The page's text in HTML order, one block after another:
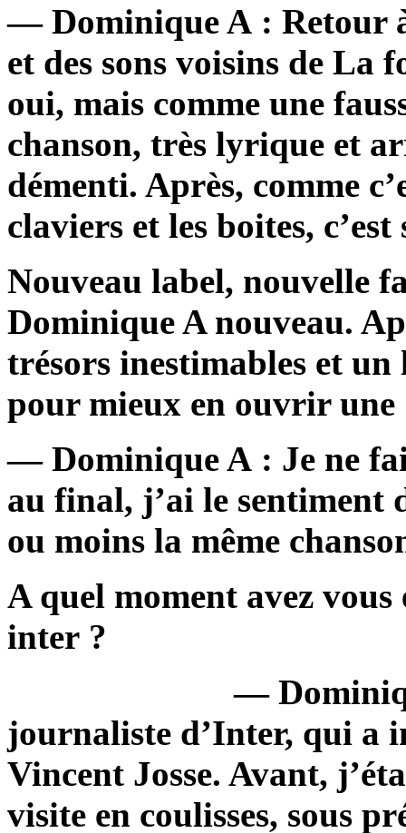
— Dominique A : Retour
et des sons voisins de La
oui, mais comme une
chanson, très lyrique et
démenti. Après, comme
claviers et les boites,
Nouveau label, nouvelle
Dominique A nouveau.
trésors inestimables et
pour mieux en ouvrir une
— Dominique A : Je ne
au final, j’ai le sentiment
ou moins la même
A quel moment avez
inter ?
—
journaliste d’Inter, qui a
Vincent Josse. Avant,
visite en coulisses, sous